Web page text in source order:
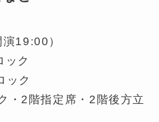
演19:00）
ク
ク
2階指定席・2階後方立